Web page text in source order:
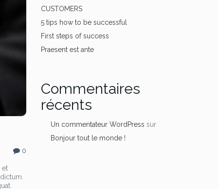
0
et
CUSTOMERS
5 tips how to be successful
First steps of success
Praesent est ante
Commentaires
récents
Un commentateur WordPress sur
Bonjour tout le monde !